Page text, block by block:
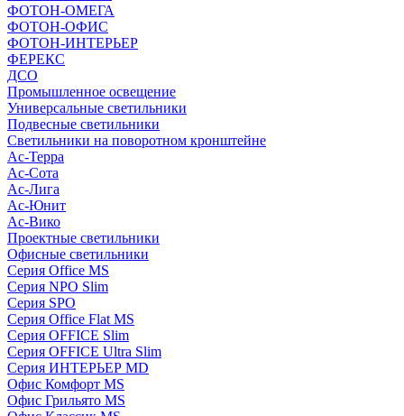
ФОТОН-ОМЕГА
ФОТОН-ОФИС
ФОТОН-ИНТЕРЬЕР
ФЕРЕКС
ДСО
Промышленное освещение
Универсальные светильники
Подвесные светильники
Светильники на поворотном кронштейне
Ас-Терра
Ас-Сота
Ас-Лига
Ас-Юнит
Ас-Вико
Проектные светильники
Офисные светильники
Серия Office MS
Серия NPO Slim
Серия SPO
Серия Office Flat MS
Серия OFFICE Slim
Серия OFFICE Ultra Slim
Серия ИНТЕРЬЕР MD
Офис Комфорт MS
Офис Грильято MS